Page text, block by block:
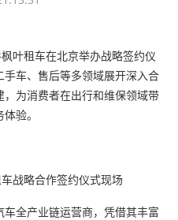
租车在北京举办战略签约仪
车、售后等多领域展开深入合
为消费者在出行和维保领域带
验。
略合作签约仪式现场
全产业链运营商，凭借其丰富